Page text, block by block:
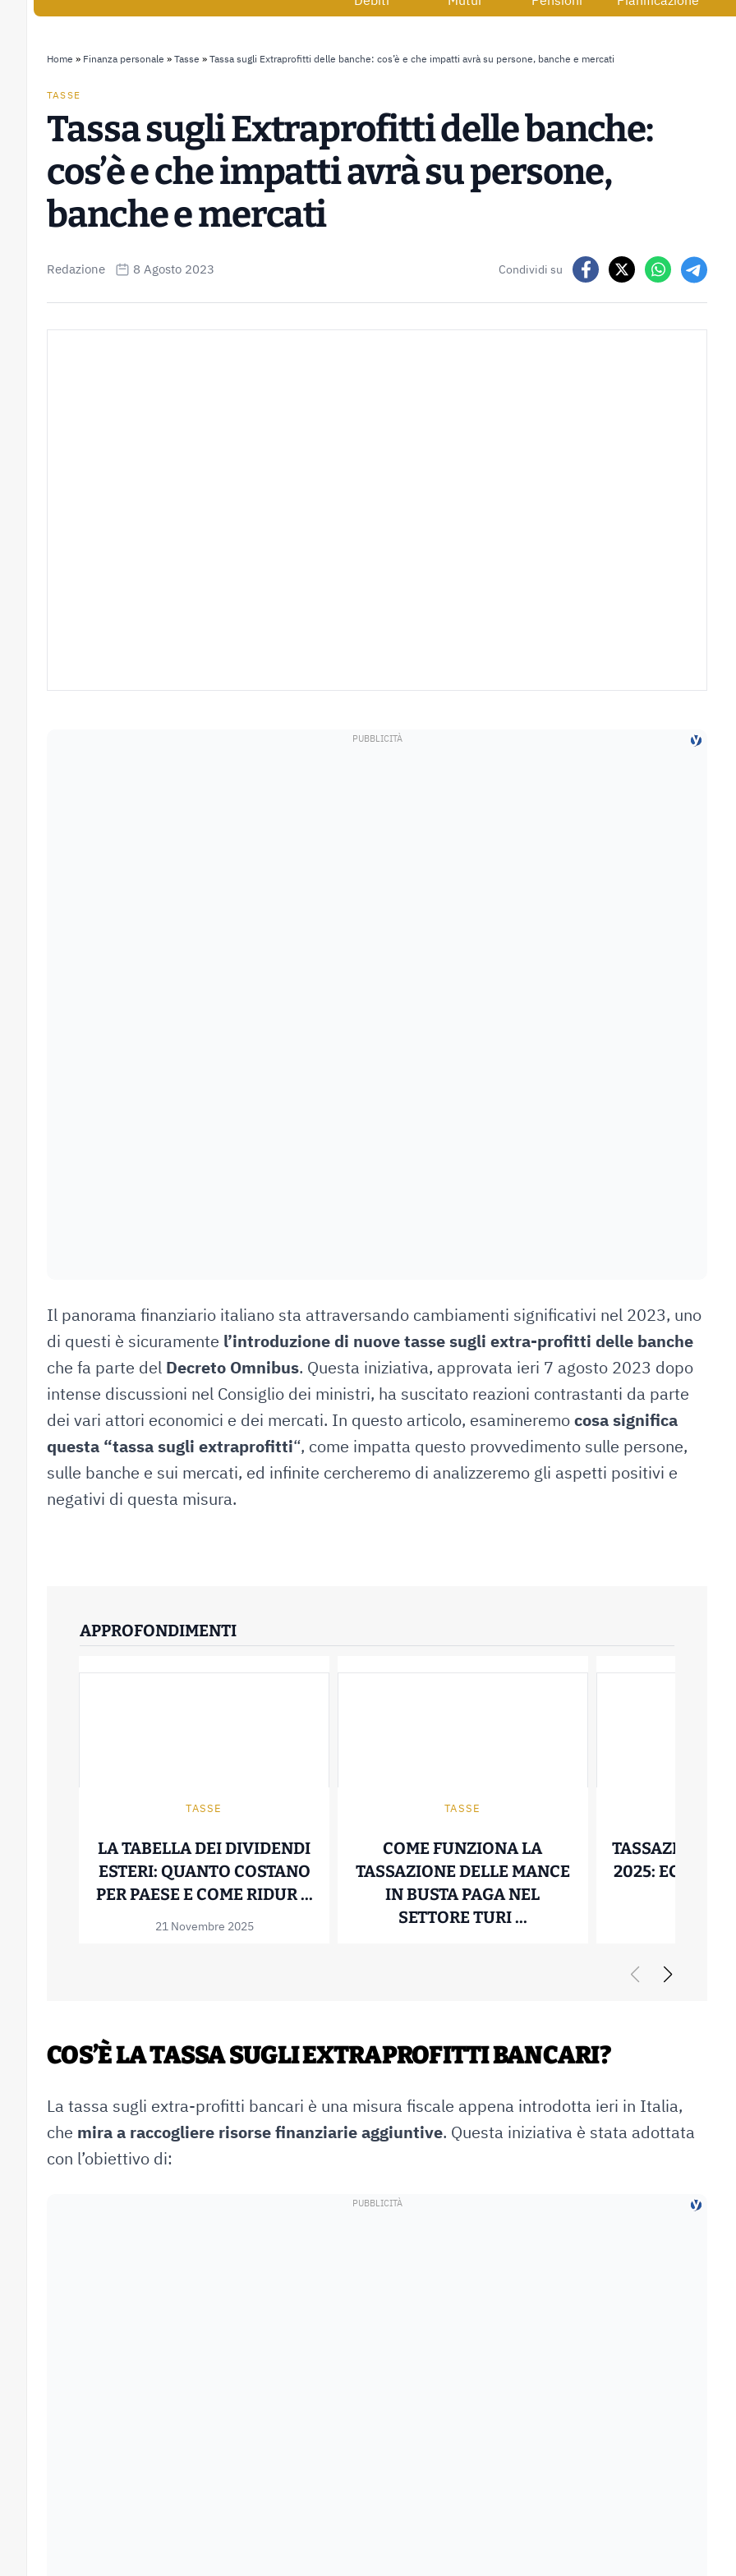
Home » Finanza personale » Tasse » Tassa sugli Extraprofitti delle banche: cos’è e che impatti avrà su persone, banche e mercati
TASSE
Tassa sugli Extraprofitti delle banche:
cos’è e che impatti avrà su persone,
banche e mercati
Redazione 8 Agosto 2023 Condividi su
Il panorama finanziario italiano sta attraversando cambiamenti significativi nel 2023, uno
di questi è sicuramente l’introduzione di nuove tasse sugli extra-profitti delle banche
che fa parte del Decreto Omnibus. Questa iniziativa, approvata ieri 7 agosto 2023 dopo
intense discussioni nel Consiglio dei ministri, ha suscitato reazioni contrastanti da parte
dei vari attori economici e dei mercati. In questo articolo, esamineremocosa significa
questa “tassa sugli extraprofitti“, come impatta questo provvedimento sulle persone,
sulle banche e sui mercati, ed infinite cercheremo di analizzeremo gli aspetti positivi e
negativi di questa misura.
APPROFONDIMENTI
TASSE
LA TABELLA DEI DIVIDENDI
ESTERI: QUANTO COSTANO
PER PAESE E COME RIDUR ...LA TABELLA DEI DIVIDENDI ESTERI: QUANTO
21 Novembre 2025
TASSE
COME FUNZIONA LA
TASSAZIONE DELLE MANCE
IN BUSTA PAGA NEL
SETTORE TURI ...COME FUNZIONA LA
TASSAZIONE
2025: ECCO
COS’È LA TASSA SUGLI EXTRAPROFITTI BANCARI?
La tassa sugli extra-profitti bancari è una misura fiscale appena introdotta ieri in Italia,
che mira a raccogliere risorse finanziarie aggiuntive. Questa iniziativa è stata adottata
con l’obiettivo di: